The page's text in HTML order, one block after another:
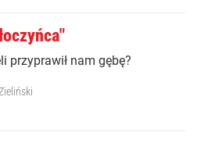
przyprawił nam gębę?